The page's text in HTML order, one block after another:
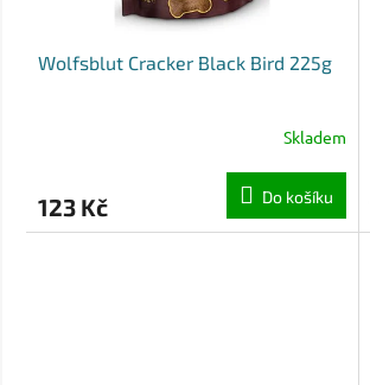
Wolfsblut Cracker Black Bird 225g
Skladem
123 Kč Do košíku